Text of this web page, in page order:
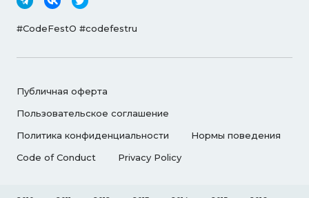
#CodeFestO #codefestru
Публичная оферта
Пользовательское соглашение
Политика конфиденциальности
Нормы поведения
Code of Conduct
Privacy Policy